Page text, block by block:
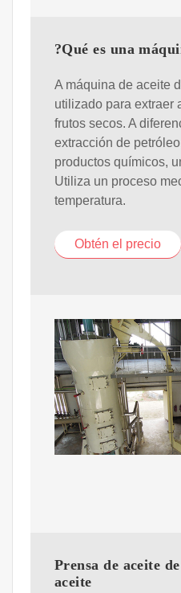
?Qué es una
A máquina de aceite
utilizado para extraer
frutos secos. A
extracción de
productos químicos,
Utiliza un proceso
temperatura.
Obtén el precio
Prensa de aceite
aceite